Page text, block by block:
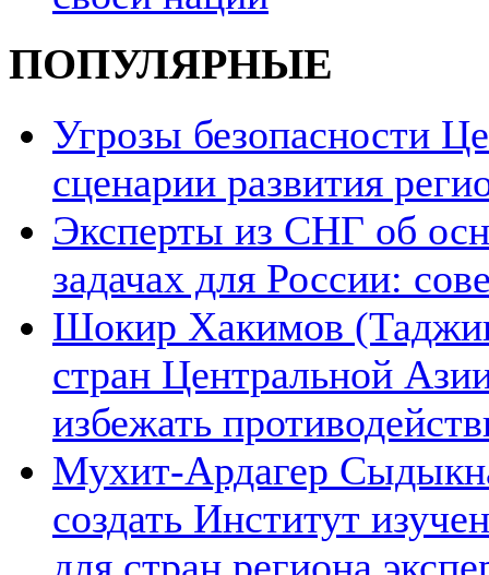
ПОПУЛЯРНЫЕ
Угрозы безопасности
сценарии развития
Эксперты из СНГ об
задачах для России:
Шокир Хакимов
стран Центральной
избежать
Мухит-Ардагер
создать Институт